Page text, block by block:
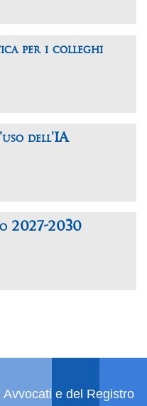
per i colleghi
dell'IA
2027-2030
e del Registro